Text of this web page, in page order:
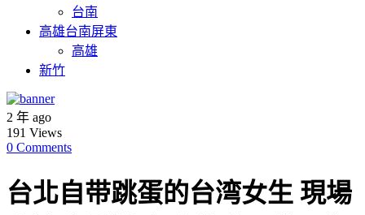
台南
高雄台南屏東
高雄
新竹
2 年 ago
191 Views
0 Comments
台北自带跳蛋的台湾女生 現場